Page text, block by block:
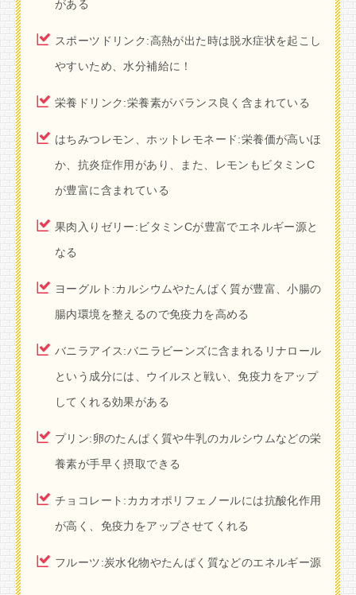
がある
スポーツドリンク:高熱が出た時は脱水症状を起こし
やすいため、水分補給に！
栄養ドリンク:栄養素がバランス良く含まれている
はちみつレモン、ホットレモネード:栄養価が高いほ
か、抗炎症作用があり、また、レモンもビタミンC
が豊富に含まれている
果肉入りゼリー:ビタミンCが豊富でエネルギー源と
なる
ヨーグルト:カルシウムやたんぱく質が豊富、小腸の
腸内環境を整えるので免疫力を高める
バニラアイス:バニラビーンズに含まれるリナロール
という成分には、ウイルスと戦い、免疫力をアップ
してくれる効果がある
プリン:卵のたんぱく質や牛乳のカルシウムなどの栄
養素が手早く摂取できる
チョコレート:カカオポリフェノールには抗酸化作用
が高く、免疫力をアップさせてくれる
フルーツ:炭水化物やたんぱく質などのエネルギー源